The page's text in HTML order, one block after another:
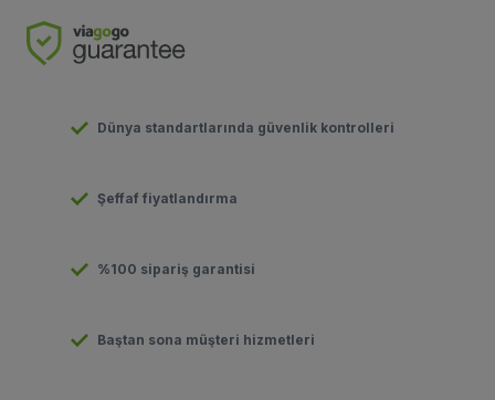
Dünya standartlarında güvenlik kontrolleri
Şeffaf fiyatlandırma
%100 sipariş garantisi
Baştan sona müşteri hizmetleri